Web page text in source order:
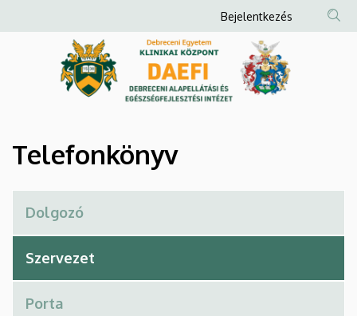
Debreceni
és
Egészségfejlesztési
Intézet
a
Anonim
Felhasználói
fiók
menüje
Bejelentkezés
Telefonkönyv